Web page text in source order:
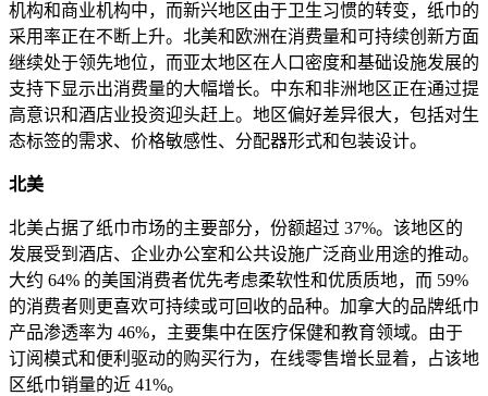
机构和商业机构中，而新兴地区由于卫生习惯的转变，纸巾的
采用率正在不断上升。北美和欧洲在消费量和可持续创新方面
继续处于领先地位，而亚太地区在人口密度和基础设施发展的
支持下显示出消费量的大幅增长。中东和非洲地区正在通过提
高意识和酒店业投资迎头赶上。地区偏好差异很大，包括对生
态标签的需求、价格敏感性、分配器形式和包装设计。
北美
北美占据了纸巾市场的主要部分，份额超过 37%。该地区的
发展受到酒店、企业办公室和公共设施广泛商业用途的推动。
大约 64% 的美国消费者优先考虑柔软性和优质质地，而 59%
的消费者则更喜欢可持续或可回收的品种。加拿大的品牌纸巾
产品渗透率为 46%，主要集中在医疗保健和教育领域。由于
订阅模式和便利驱动的购买行为，在线零售增长显着，占该地
区纸巾销量的近 41%。